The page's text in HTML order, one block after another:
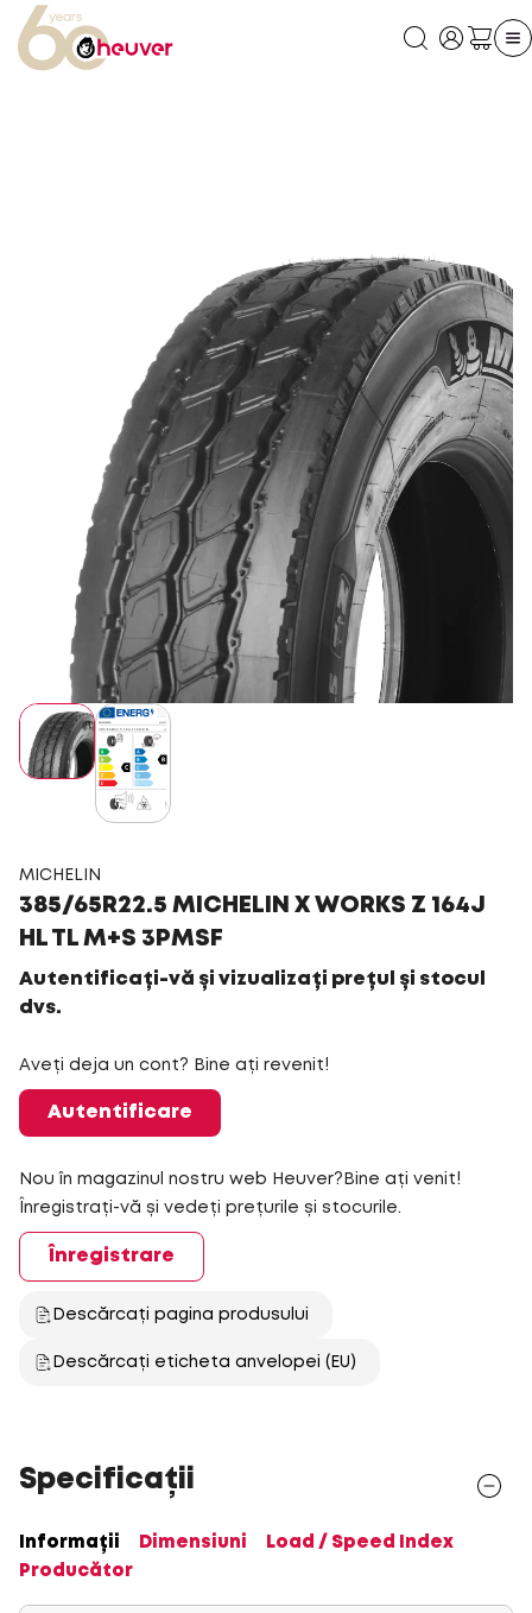
MICHELIN
385/65R22.5 MICHELIN X WORKS Z 164J
HL TL M+S 3PMSF
Autentificați-vă și vizualizați prețul și stocul
dvs.
Aveți deja un cont? Bine ați revenit!
Autentificare
Nou în magazinul nostru web Heuver?Bine ați venit!
Înregistrați-vă și vedeți prețurile și stocurile.
Înregistrare
Descărcați pagina produsului
Descărcați eticheta anvelopei (EU)
Specificații
Informații Dimensiuni
Load / Speed Index
Producător